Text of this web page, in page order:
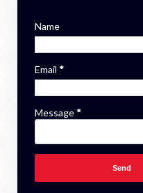
Name
Email *
Message *